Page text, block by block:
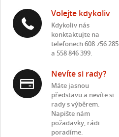
Volejte kdykoliv
Kdykoliv nás
konktaktujte na
telefonech 608 756 285
a 558 846 399.
Nevíte si rady?
Máte jasnou
představu a nevíte si
rady s výběrem.
Napište nám
požadavky, rádi
poradíme.